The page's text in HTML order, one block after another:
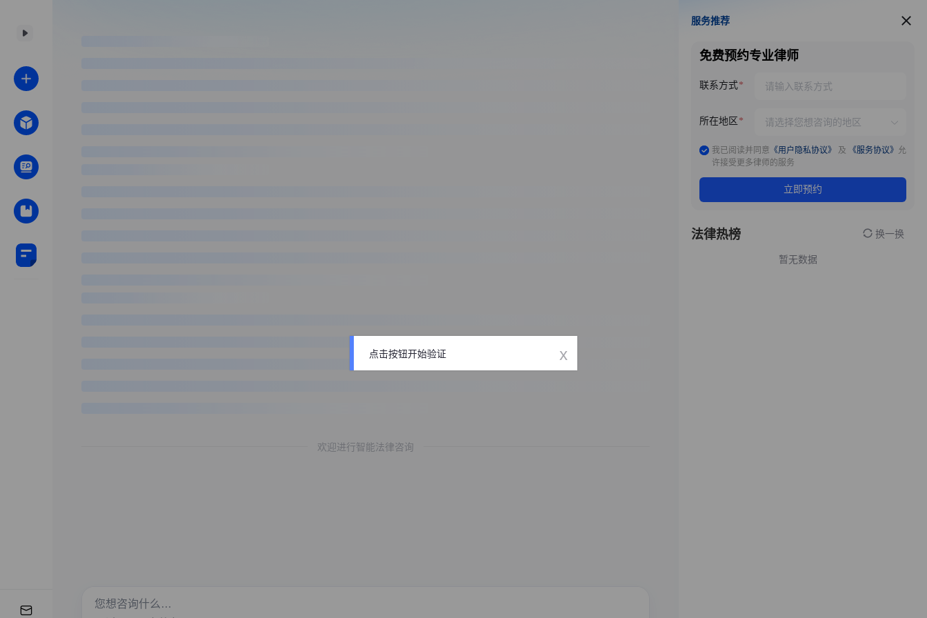
欢迎进行智能法律咨询
服务推荐
服务推荐
免费预约专业律师
联系方式
所在地区
我已阅读并同意 《用户隐私协议》 及 《服务协议》 允
许接受更多律师的服务
立即预约
法律热榜 换一换
暂无数据
点击按钮开始验证 x